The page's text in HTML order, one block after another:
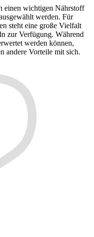
einen wichtigen Nährstoff
werden. Für
steht eine große Vielfalt
zur Verfügung. Während
werden können,
andere Vorteile mit sich.